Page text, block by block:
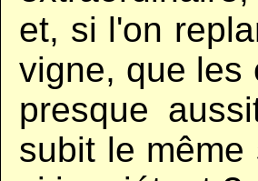
et, si l'on
vigne, que les
presque
subit le